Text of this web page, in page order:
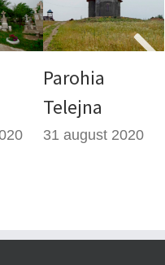
Parohia
Telejna
31 august 2020